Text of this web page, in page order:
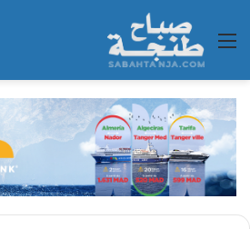
القائمة